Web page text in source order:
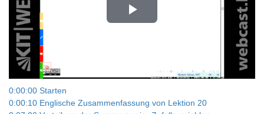
Play
0:00:00 Starten
0:00:10 Englische Zusammenfassung von Lektion 20